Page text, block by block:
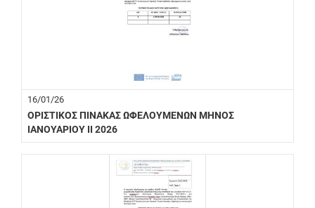
16/01/26
ΟΡΙΣΤΙΚΟΣ ΠΙΝΑΚΑΣ ΩΦΕΛΟΥΜΕΝΩΝ ΜΗΝΟΣ
ΙΑΝΟΥΑΡΙΟΥ ΙΙ 2026